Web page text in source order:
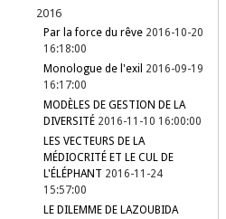
2016
Par la force du rêve 2016-10-20
16:18:00
Monologue de l'exil 2016-09-19
16:17:00
MODÈLES DE GESTION DE LA
DIVERSITÉ 2016-11-10 16:00:00
LES VECTEURS DE LA
MÉDIOCRITÉ ET LE CUL DE
L'ÉLÉPHANT 2016-11-24
15:57:00
LE DILEMME DE LAZOUBIDA